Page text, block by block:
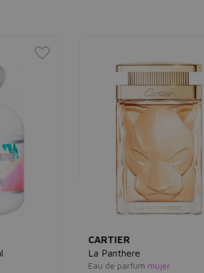
CARTIER
La Panthere
Eau de parfum mujer